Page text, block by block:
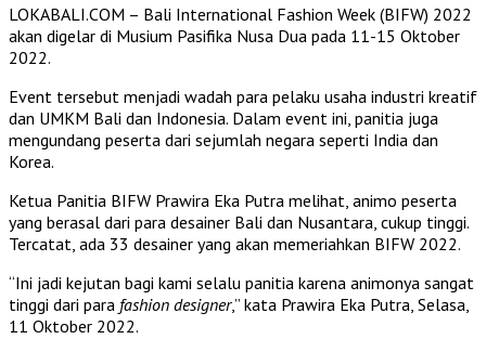
LOKABALI.COM – Bali International Fashion Week (BIFW) 2022
akan digelar di Musium Pasifika Nusa Dua pada 11-15 Oktober
2022.
Event tersebut menjadi wadah para pelaku usaha industri kreatif
dan UMKM Bali dan Indonesia. Dalam event ini, panitia juga
mengundang peserta dari sejumlah negara seperti India dan
Korea.
Ketua Panitia BIFW Prawira Eka Putra melihat, animo peserta
yang berasal dari para desainer Bali dan Nusantara, cukup tinggi.
Tercatat, ada 33 desainer yang akan memeriahkan BIFW 2022.
“Ini jadi kejutan bagi kami selalu panitia karena animonya sangat
tinggi dari para fashion designer,” kata Prawira Eka Putra, Selasa,
11 Oktober 2022.